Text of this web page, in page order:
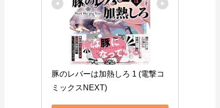
豚のレバーは加熱しろ 1 (電撃コ
ミックスNEXT)